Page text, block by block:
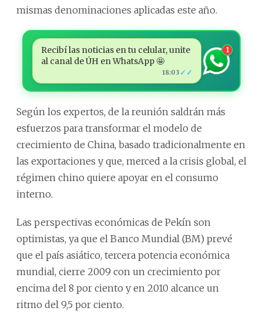
mismas denominaciones aplicadas este año.
Recibí las noticias en tu celular, unite
al canal de ÚH en WhatsApp 🤩
18:03 ✓✓
1
Según los expertos, de la reunión saldrán más
esfuerzos para transformar el modelo de
crecimiento de China, basado tradicionalmente en
las exportaciones y que, merced a la crisis global, el
régimen chino quiere apoyar en el consumo
interno.
Las perspectivas económicas de Pekín son
optimistas, ya que el Banco Mundial (BM) prevé
que el país asiático, tercera potencia económica
mundial, cierre 2009 con un crecimiento por
encima del 8 por ciento y en 2010 alcance un
ritmo del 9,5 por ciento.